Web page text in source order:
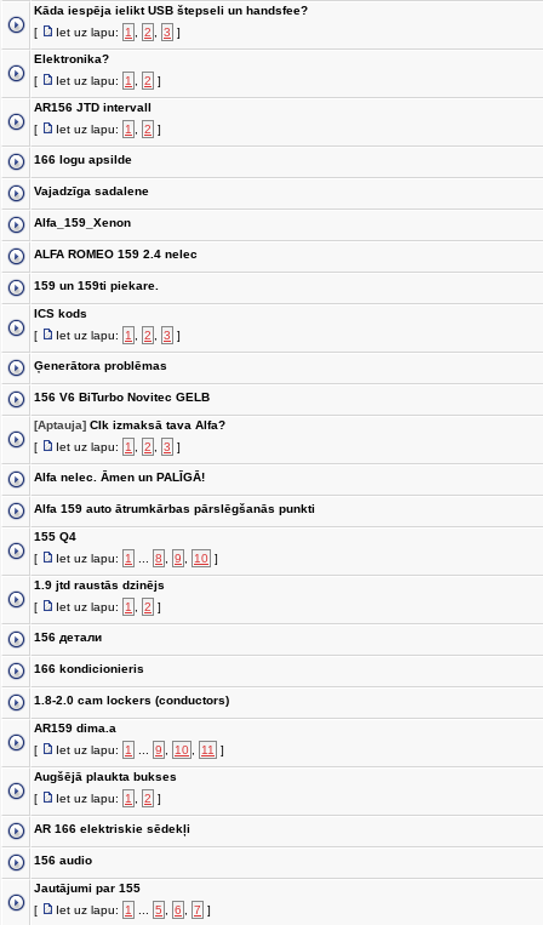
Kāda iespēja ielikt USB štepseli un handsfee?
[
Iet uz lapu: 1 2 3 ]
Elektronika?
[
Iet uz lapu: 1 2 ]
AR156 JTD intervall
[
Iet uz lapu: 1 2 ]
166 logu apsilde
Vajadzīga sadalene
Alfa_159_Xenon
ALFA ROMEO 159 2.4 nelec
159 un 159ti piekare.
ICS kods
[
Iet uz lapu: 1 2 3 ]
Ģenerātora problēmas
156 V6 BiTurbo Novitec GELB
[Aptauja] CIk izmaksā tava Alfa?
[
Iet uz lapu: 1 2 3 ]
Alfa nelec. Āmen un PALĪGĀ!
Alfa 159 auto ātrumkārbas pārslēgšanās punkti
155 Q4
[
Iet uz lapu: 1 8 9 10 ]
1.9 jtd raustās dzinējs
[
Iet uz lapu: 1 2 ]
156 детали
166 kondicionieris
1.8-2.0 cam lockers (conductors)
AR159 dima.a
[
Iet uz lapu: 1 9 10 11
]
Augšējā plaukta bukses
[
Iet uz lapu: 1 2 ]
AR 166 elektriskie sēdekļi
156 audio
Jautājumi par 155
[
Iet uz lapu: 1 5 6 7 ]